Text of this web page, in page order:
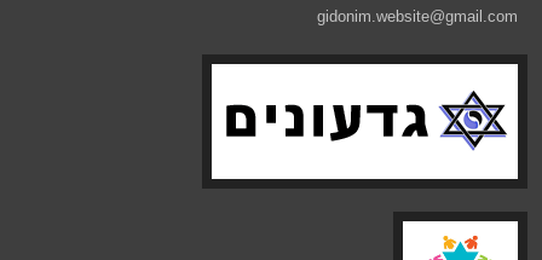
gidonim.website@gmail.com